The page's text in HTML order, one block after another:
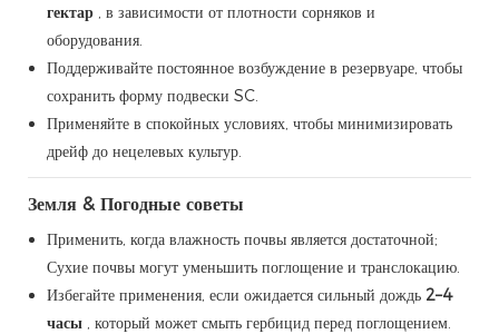
гектар , в зависимости от плотности сорняков и
оборудования.
Поддерживайте постоянное возбуждение в резервуаре, чтобы
сохранить форму подвески SC.
Применяйте в спокойных условиях, чтобы минимизировать
дрейф до нецелевых культур.
Земля & Погодные советы
Применить, когда влажность почвы является достаточной;
Сухие почвы могут уменьшить поглощение и транслокацию.
Избегайте применения, если ожидается сильный дождь 2–4
часы , который может смыть гербицид перед поглощением.